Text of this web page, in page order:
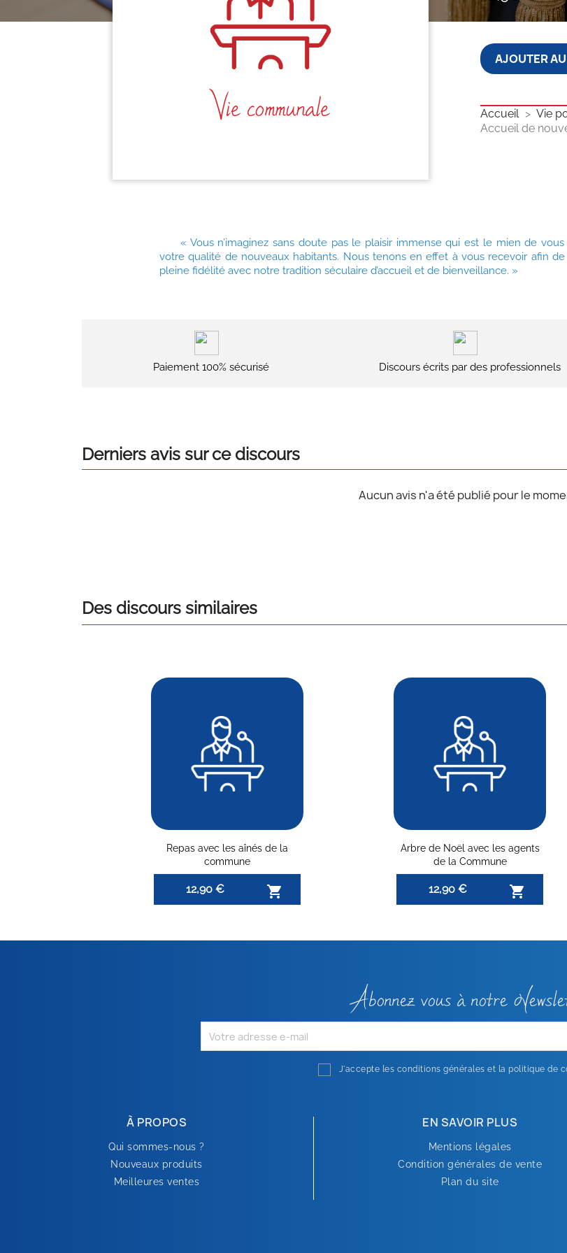
Vie communale
AJOUTER
Accueil Vie
Accueil de
« Vous n’imaginez sans doute pas le plaisir immense qui est le mien de
votre qualité de nouveaux habitants. Nous tenons en effet à vous recevoir afin
pleine fidélité avec notre tradition séculaire d’accueil et de bienveillance. »
Paiement 100% sécurisé Discours écrits par des professionnels
Derniers avis sur ce discours
Aucun avis n'a été publié pour le
Des discours similaires
Repas avec les aînés de la
commune
12,90 € 
Arbre de Noël avec les agents
de la Commune
12,90 € 
Abonnez vous à notre
J'accepte les conditions générales et la politique de
À PROPOS
Qui sommes-nous ?
Nouveaux produits
Meilleures ventes
EN SAVOIR PLUS
Mentions légales
Condition générales de vente
Plan du site